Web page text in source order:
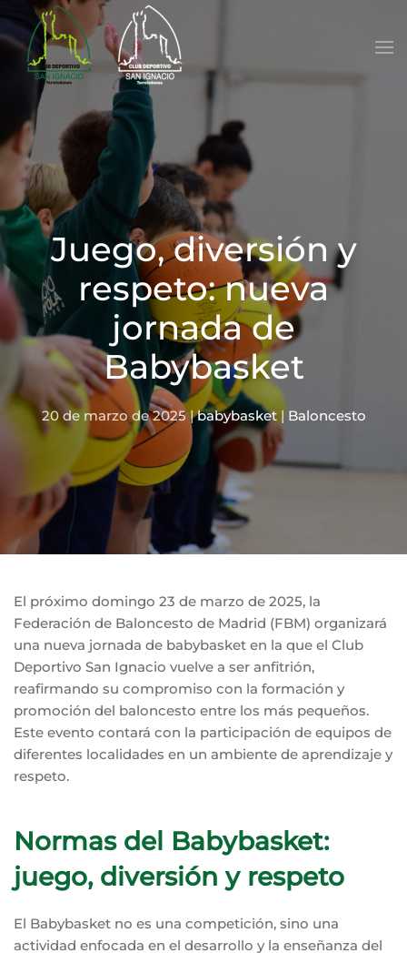
Skip to main content
Juego, diversión y
respeto: nueva
jornada de
Babybasket
20 de marzo de 2025|babybasket| Baloncesto
El próximo domingo 23 de marzo de 2025, la
Federación de Baloncesto de Madrid (FBM) organizará
una nueva jornada de babybasket en la que el Club
Deportivo San Ignacio vuelve a ser anfitrión,
reafirmando su compromiso con la formación y
promoción del baloncesto entre los más pequeños.
Este evento contará con la participación de equipos de
diferentes localidades en un ambiente de aprendizaje y
respeto.
Normas del Babybasket:
juego, diversión y respeto
El Babybasket no es una competición, sino una
actividad enfocada en el desarrollo y la enseñanza del